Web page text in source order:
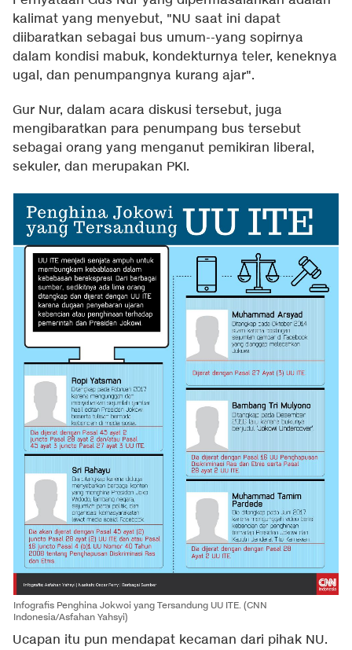
kalimat yang menyebut, "NU saat ini dapat
diibaratkan sebagai bus umum--yang sopirnya
dalam kondisi mabuk, kondekturnya teler, keneknya
ugal, dan penumpangnya kurang ajar".
Gur Nur, dalam acara diskusi tersebut, juga
mengibaratkan para penumpang bus tersebut
sebagai orang yang menganut pemikiran liberal,
sekuler, dan merupakan PKI.
Infografis Penghina Jokwoi yang Tersandung UU ITE. (CNN
Indonesia/Asfahan Yahsyi)
Ucapan itu pun mendapat kecaman dari pihak NU.